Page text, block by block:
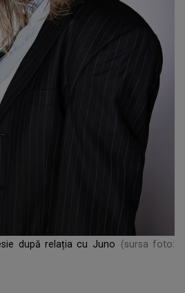
după relația cu Juno
(sursa foto: